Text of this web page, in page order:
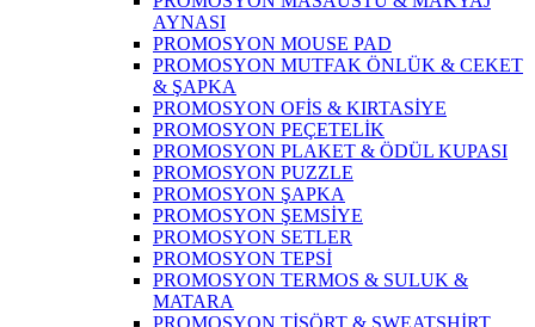
AYNASI
PROMOSYON MOUSE PAD
PROMOSYON MUTFAK ÖNLÜK & CEKET
& ŞAPKA
PROMOSYON OFİS & KIRTASİYE
PROMOSYON PEÇETELİK
PROMOSYON PLAKET & ÖDÜL KUPASI
PROMOSYON PUZZLE
PROMOSYON ŞAPKA
PROMOSYON ŞEMSİYE
PROMOSYON SETLER
PROMOSYON TEPSİ
PROMOSYON TERMOS & SULUK &
MATARA